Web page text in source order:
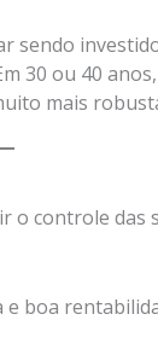
sendo
30 ou 40
mais
o controle das
boa